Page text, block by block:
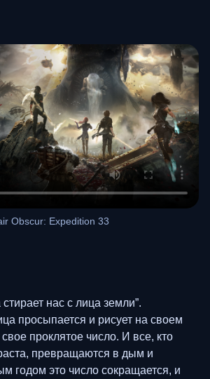
Obscur: Expedition 33
нас с лица земли”.
просыпается и рисует на своем
проклятое число. И все, кто
превращаются в дым и
годом это число сокращается, и